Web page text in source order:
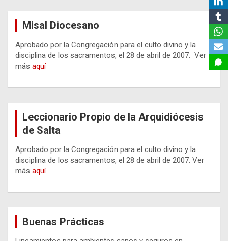
Misal Diocesano
Aprobado por la Congregación para el culto divino y la
disciplina de los sacramentos, el 28 de abril de 2007. Ver
más aquí
Leccionario Propio de la Arquidiócesis
de Salta
Aprobado por la Congregación para el culto divino y la
disciplina de los sacramentos, el 28 de abril de 2007. Ver
más aquí
Buenas Prácticas